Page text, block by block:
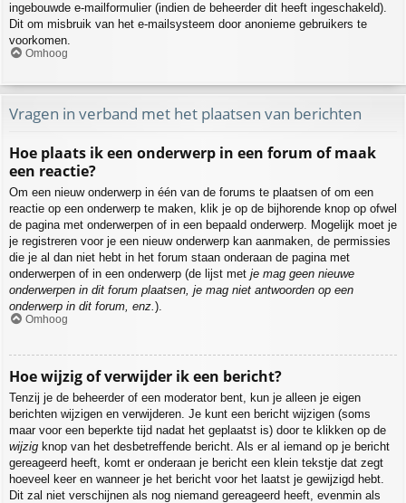
ingebouwde e-mailformulier (indien de beheerder dit heeft ingeschakeld).
Dit om misbruik van het e-mailsysteem door anonieme gebruikers te
voorkomen.
Omhoog
Vragen in verband met het plaatsen van berichten
Hoe plaats ik een onderwerp in een forum of maak
een reactie?
Om een nieuw onderwerp in één van de forums te plaatsen of om een
reactie op een onderwerp te maken, klik je op de bijhorende knop op ofwel
de pagina met onderwerpen of in een bepaald onderwerp. Mogelijk moet je
je registreren voor je een nieuw onderwerp kan aanmaken, de permissies
die je al dan niet hebt in het forum staan onderaan de pagina met
onderwerpen of in een onderwerp (de lijst met je mag geen nieuwe
onderwerpen in dit forum plaatsen, je mag niet antwoorden op een
onderwerp in dit forum, enz.).
Omhoog
Hoe wijzig of verwijder ik een bericht?
Tenzij je de beheerder of een moderator bent, kun je alleen je eigen
berichten wijzigen en verwijderen. Je kunt een bericht wijzigen (soms
maar voor een beperkte tijd nadat het geplaatst is) door te klikken op de
wijzig knop van het desbetreffende bericht. Als er al iemand op je bericht
gereageerd heeft, komt er onderaan je bericht een klein tekstje dat zegt
hoeveel keer en wanneer je het bericht voor het laatst je gewijzigd hebt.
Dit zal niet verschijnen als nog niemand gereageerd heeft, evenmin als